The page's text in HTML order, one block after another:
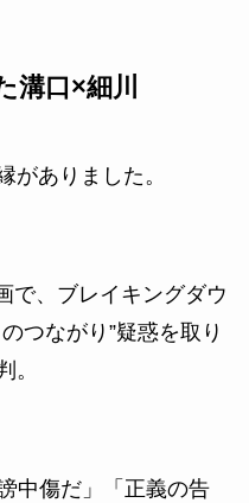
溝口×細川
がありました。
で、ブレイキングダウ
つながり”疑惑を取り
。
中傷だ」「正義の告